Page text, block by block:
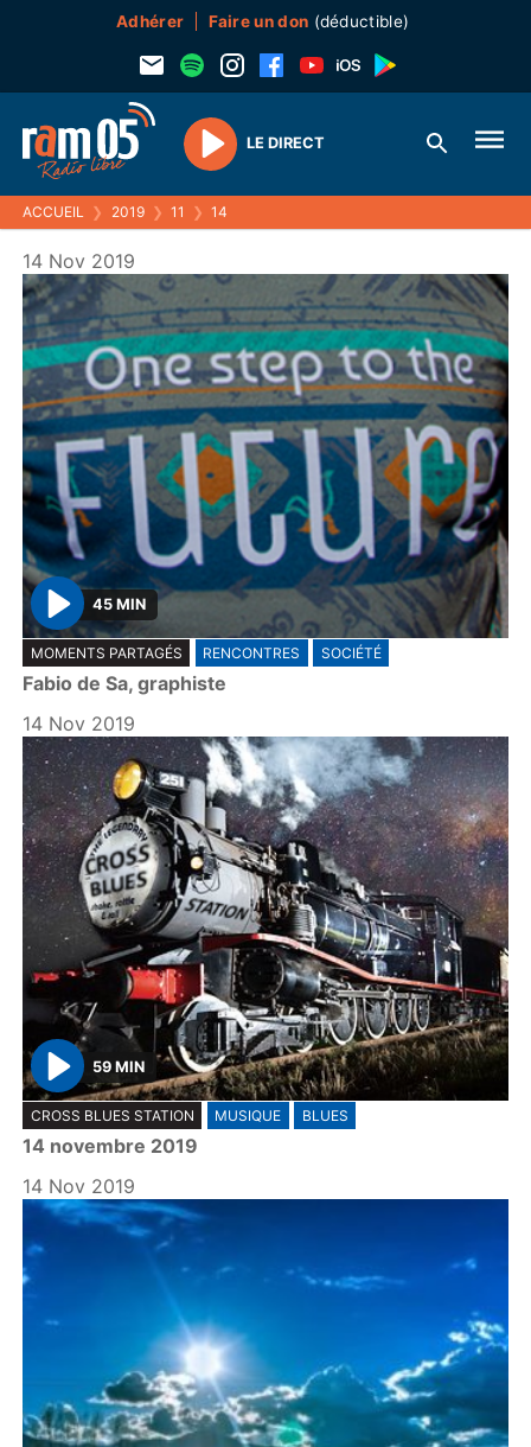
Adhérer Faire un don (déductible)
Play
LE DIRECT
ACCUEIL ❯ 2019 ❯ 11 ❯ 14
14 Nov 2019
P
l
a
y
45 MIN
MOMENTS PARTAGÉS RENCONTRES SOCIÉTÉ
Fabio de Sa, graphiste
14 Nov 2019
P
l
a
y
59 MIN
CROSS BLUES STATION MUSIQUE BLUES
14 novembre 2019
14 Nov 2019